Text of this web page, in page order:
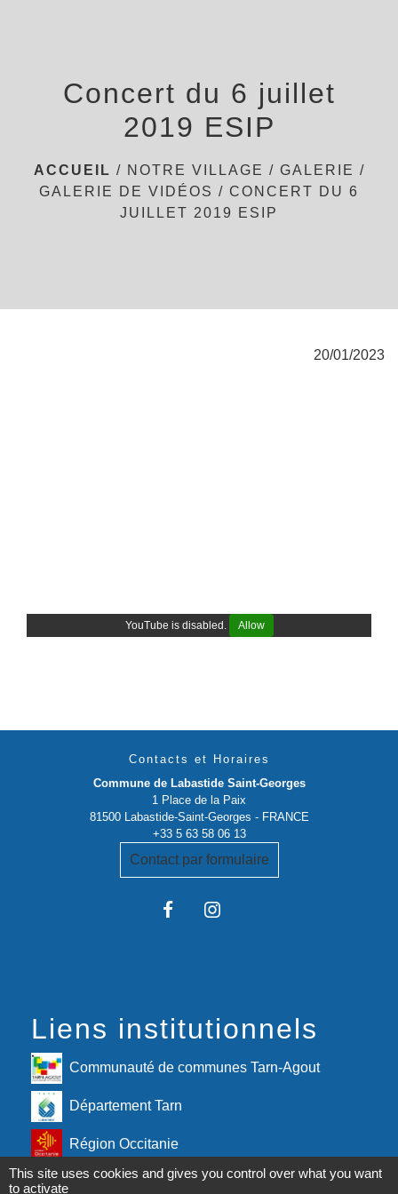
Concert du 6 juillet
2019 ESIP
ACCUEIL / NOTRE VILLAGE / GALERIE /
GALERIE DE VIDÉOS / CONCERT DU 6
JUILLET 2019 ESIP
20/01/2023
YouTube is disabled. Allow
Contacts et Horaires
Commune de Labastide Saint-Georges
1 Place de la Paix
81500 Labastide-Saint-Georges - FRANCE
+33 5 63 58 06 13
Contact par formulaire
Liens institutionnels
Communauté de communes Tarn-Agout
Département Tarn
Région Occitanie
Préfecture du Tarn
This site uses cookies and gives you control over what you want
to activate